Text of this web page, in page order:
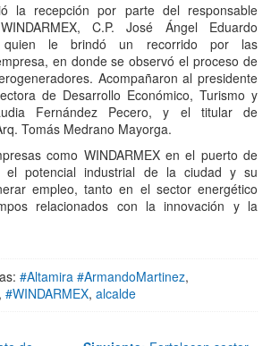
la recepción por parte del responsable
C.P. José Ángel Eduardo
quien le brindó un recorrido por las
en donde se observó el proceso de
Acompañaron al presidente
de Desarrollo Económico, Turismo y
Fernández Pecero, y el titular de
Tomás Medrano Mayorga.
como WINDARMEX en el puerto de
el potencial industrial de la ciudad y su
empleo, tanto en el sector energético
relacionados con la innovación y la
#Altamira #ArmandoMartinez,
, #WINDARMEX, alcalde